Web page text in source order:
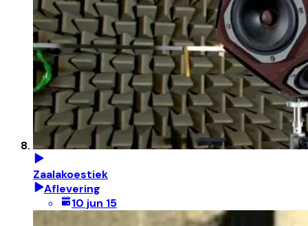
Zaalakoestiek
Aflevering
10 jun 15